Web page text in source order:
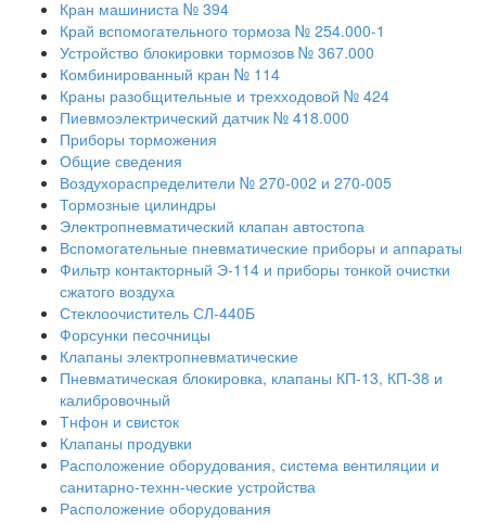
Кран машиниста № 394
Край вспомогательного тормоза № 254.000-1
Устройство блокировки тормозов № 367.000
Комбинированный кран № 114
Краны разобщительные и трехходовой № 424
Пиевмоэлектрический датчик № 418.000
Приборы торможения
Общие сведения
Воздухораспределители № 270-002 и 270-005
Тормозные цилиндры
Электропневматический клапан автостопа
Вспомогательные пневматические приборы и аппараты
Фильтр контакторный Э-114 и приборы тонкой очистки
сжатого воздуха
Стеклоочиститель СЛ-440Б
Форсунки песочницы
Клапаны электропневматические
Пневматическая блокировка, клапаны КП-13, КП-38 и
калибровочный
Тнфон и свисток
Клапаны продувки
Расположение оборудования, система вентиляции и
санитарно-технн-ческие устройства
Расположение оборудования